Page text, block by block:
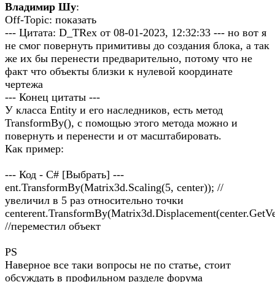
Владимир Шу:
Off-Topic: показать
--- Цитата: D_TRex от 08-01-2023, 12:32:33 --- но вот я
не смог повернуть примитивы до создания блока, а так
же их бы перенести предварительно, потому что не
факт что объекты близки к нулевой координате
чертежа
--- Конец цитаты ---
У класса Entity и его наследников, есть метод
TransformBy(), с помощью этого метода можно и
повернуть и перенести и от масштабировать.
Как пример:
--- Код - C# [Выбрать] ---
ent.TransformBy(Matrix3d.Scaling(5, center)); //
увеличил в 5 раз относительно точки
//переместил объект
PS
Наверное все таки вопросы не по статье, стоит
обсуждать в профильном разделе форума